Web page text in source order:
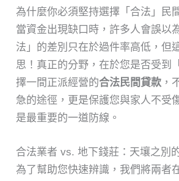
為什麼你必須堅持選擇「合法」民
當資金出現缺口時，許多人會誤以
法」的差別只在於過件率高低，但
思！真正的分野，在於您是否受到
擇一間正派經營的合法民間貸款 ，
急的途徑，更是保護您與家人不受
是最重要的一道防線。
合法業者 vs. 地下錢莊：天壤之別
為了幫助您快速辨識，我們將兩者